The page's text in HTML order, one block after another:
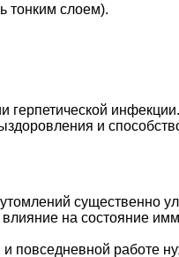
тонким слоем).
и
существенно
на состояние
работе